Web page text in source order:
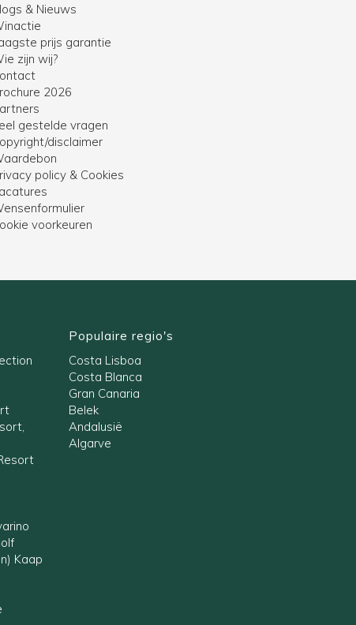
& Nieuws
prijs garantie
zijn wij?
2026
gestelde vragen
disclaimer
policy & Cookies
voorkeuren
Kaap
Populaire regio's
Costa Lisboa
Costa Blanca
Gran Canaria
Belek
Andalusië
Algarve